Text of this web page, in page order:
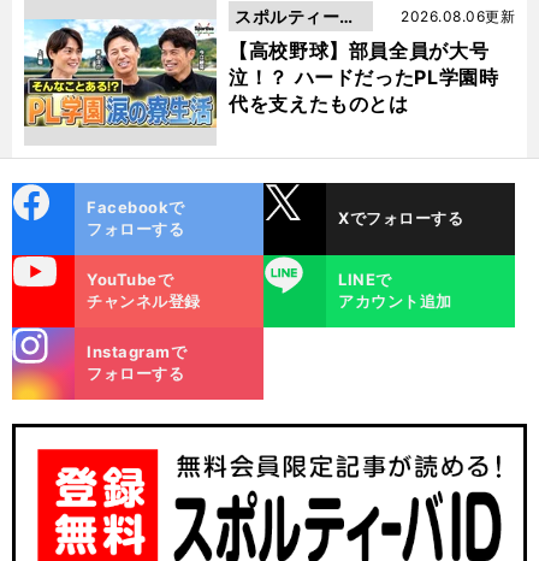
【高校野球】部員全員が大号
泣！？ ハードだったPL学園時
代を支えたものとは
2026.08.06更新
スポルティーバ
動画
ok
Facebookで
フォローする
Xでフォローする
YouTubeで
チャンネル登録
LINE
LINEで
アカウント追加
m
Instagramで
フォローする